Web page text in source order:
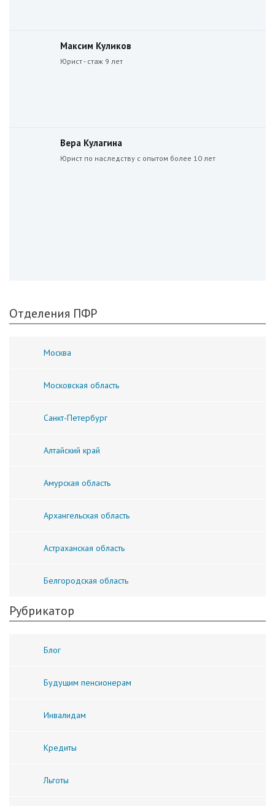
Максим Куликов
Юрист - стаж 9 лет
Вера Кулагина
Юрист по наследству с опытом более 10 лет
Отделения ПФР
Москва
Московская область
Санкт-Петербург
Алтайский край
Амурская область
Архангельская область
Астраханская область
Белгородская область
Рубрикатор
Блог
Будущим пенсионерам
Инвалидам
Кредиты
Льготы